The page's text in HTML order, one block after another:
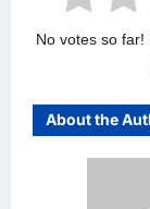
No votes so
About the